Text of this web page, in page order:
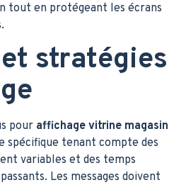
tout en protégeant les écrans
stratégies
pour affichage vitrine magasin
spécifique tenant compte des
variables et des temps
Les messages doivent